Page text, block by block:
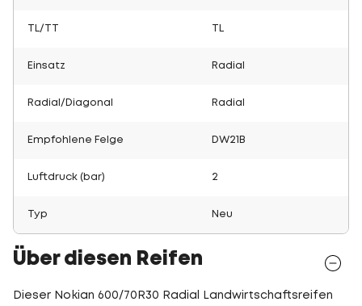
TL/TT
Einsatz Radial
Radial/Diagonal Radial
Empfohlene Felge DW21B
Luftdruck (bar) 2
Typ Neu
Über diesen Reifen
Dieser Nokian 600/70R30 Radial Landwirtschaftsreifen